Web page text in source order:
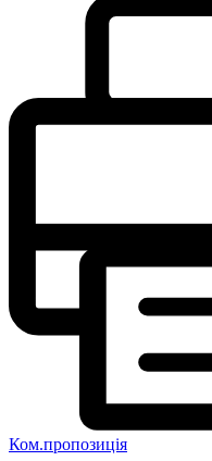
Ком.пропозиція